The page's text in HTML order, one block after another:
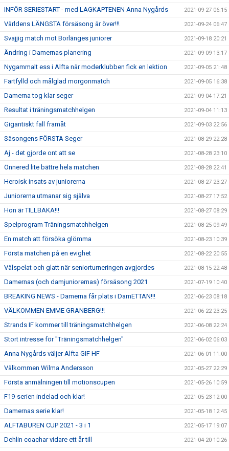
INFÖR SERIESTART - med LAGKAPTENEN Anna Nygårds 2021-09-27 06:15
Världens LÄNGSTA försäsong är över!!! 2021-09-24 06:47
Svajjig match mot Borlänges juniorer 2021-09-18 20:21
Ändring i Damernas planering 2021-09-09 13:17
Nygammalt ess i Alfta när moderklubben fick en lektion 2021-09-05 21:48
Fartfylld och målglad morgonmatch 2021-09-05 16:38
Damerna tog klar seger 2021-09-04 17:21
Resultat i träningsmatchhelgen 2021-09-04 11:13
Gigantiskt fall framåt 2021-09-03 22:56
Säsongens FÖRSTA Seger 2021-08-29 22:28
Aj - det gjorde ont att se 2021-08-28 23:10
Önnered lite bättre hela matchen 2021-08-28 22:41
Heroisk insats av juniorerna 2021-08-27 23:27
Juniorerna utmanar sig själva 2021-08-27 17:52
Hon är TILLBAKA!!! 2021-08-27 08:29
Spelprogram Träningsmatchhelgen 2021-08-25 09:49
En match att försöka glömma 2021-08-23 10:39
Första matchen på en evighet 2021-08-22 20:55
Välspelat och glatt när seniorturneringen avgjordes 2021-08-15 22:48
Damernas (och damjuniorernas) försäsong 2021 2021-07-19 10:40
BREAKING NEWS - Damerna får plats i DamETTAN!!! 2021-06-23 08:18
VÄLKOMMEN EMME GRANBERG!!! 2021-06-22 23:25
Strands IF kommer till träningsmatchhelgen 2021-06-08 22:24
Stort intresse för "Träningsmatchhelgen" 2021-06-02 06:03
Anna Nygårds väljer Alfta GIF HF 2021-06-01 11:00
Välkommen Wilma Andersson 2021-05-27 22:29
Första anmälningen till motionscupen 2021-05-26 10:59
F19-serien indelad och klar! 2021-05-23 12:00
Damernas serie klar! 2021-05-18 12:45
ALFTABUREN CUP 2021 - 3 i 1 2021-05-17 19:07
Dehlin coachar vidare ett år till 2021-04-20 10:26